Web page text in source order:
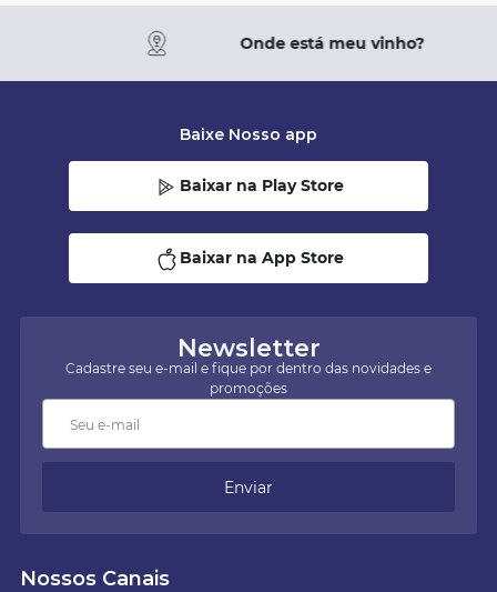
Onde está meu vinho?
Newsletter
Cadastre seu e-mail e fique por dentro das novidades e
promoções
Enviar
Baixe Nosso app
Baixar na Play Store
Baixar na App Store
Nossos Canais